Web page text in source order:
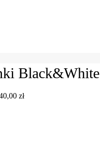
Black&White
zł